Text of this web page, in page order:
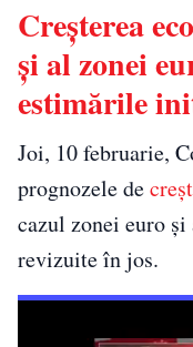
Creşterea
şi al zonei
estimările
Joi, 10 februarie,
prognozele de
cazul zonei euro
revizuite în jos.